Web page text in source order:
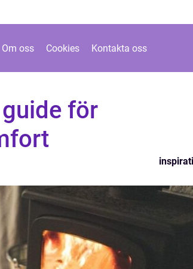
Om oss Cookies Kontakta oss
för